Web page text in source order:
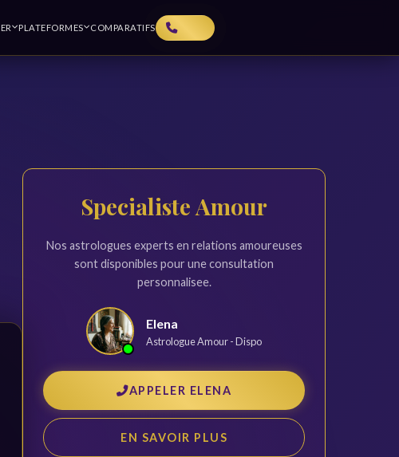
PLATEFORMES COMPARATIFS
Specialiste Amour
Nos astrologues experts en relations amoureuses
sont disponibles pour une consultation
personnalisee.
Elena
Astrologue Amour - Dispo
APPELER ELENA
EN SAVOIR PLUS